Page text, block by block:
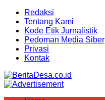
Redaksi
Tentang Kami
Kode Etik Jurnalistik
Pedoman Media Siber
Privasi
Kontak